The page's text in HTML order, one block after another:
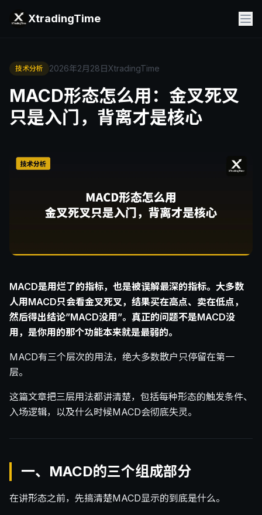
XtradingTime
技术分析 2026年2月28日XtradingTime
MACD形态怎么用：金叉死叉
只是入门，背离才是核心
MACD是用烂了的指标，也是被误解最深的指标。大多数
人用MACD只会看金叉死叉，结果买在高点、卖在低点，
然后得出结论”MACD没用”。真正的问题不是MACD没
用，是你用的那个功能本来就是最弱的。
MACD有三个层次的用法，绝大多数散户只停留在第一
层。
这篇文章把三层用法都讲清楚，包括每种形态的触发条件、
入场逻辑，以及什么时候MACD会彻底失灵。
一、MACD的三个组成部分
在讲形态之前，先搞清楚MACD显示的到底是什么。